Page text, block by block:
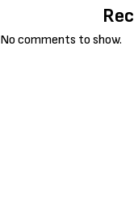
No comments to show.